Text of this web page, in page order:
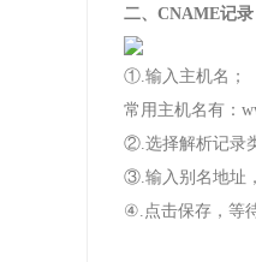
二、CNAME记录
①.输入主机名；
常用主机名有：
②.选择解析记录
③.输入别名地址
④.点击保存，等